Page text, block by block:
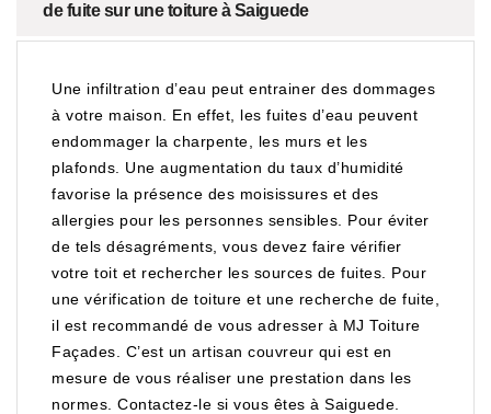
de fuite sur une toiture à Saiguede
Une infiltration d’eau peut entrainer des dommages
à votre maison. En effet, les fuites d’eau peuvent
endommager la charpente, les murs et les
plafonds. Une augmentation du taux d’humidité
favorise la présence des moisissures et des
allergies pour les personnes sensibles. Pour éviter
de tels désagréments, vous devez faire vérifier
votre toit et rechercher les sources de fuites. Pour
une vérification de toiture et une recherche de fuite,
il est recommandé de vous adresser à MJ Toiture
Façades. C’est un artisan couvreur qui est en
mesure de vous réaliser une prestation dans les
normes. Contactez-le si vous êtes à Saiguede.